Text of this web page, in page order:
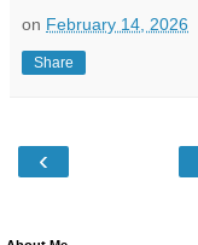
on February 14, 2026
Share
‹